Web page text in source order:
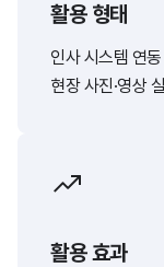
활용 형태
인사 시스템 연
현장 사진·영상
활용 효과